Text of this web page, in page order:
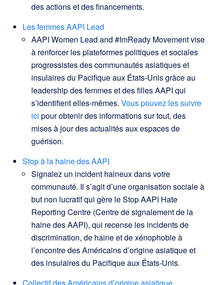
des actions et des financements.
Les femmes AAPI Lead
AAPI Women Lead and #ImReady Movement vise
à renforcer les plateformes politiques et sociales
progressistes des communautés asiatiques et
insulaires du Pacifique aux États-Unis grâce au
leadership des femmes et des filles AAPI qui
s’identifient elles-mêmes. Vous pouvez les suivre
ici pour obtenir des informations sur tout, des
mises à jour des actualités aux espaces de
guérison.
Stop à la haine des AAPI
Signalez un incident haineux dans votre
communauté. Il s’agit d’une organisation sociale à
but non lucratif qui gère le Stop AAPI Hate
Reporting Centre (Centre de signalement de la
haine des AAPI), qui recense les incidents de
discrimination, de haine et de xénophobie à
l’encontre des Américains d’origine asiatique et
des insulaires du Pacifique aux États-Unis.